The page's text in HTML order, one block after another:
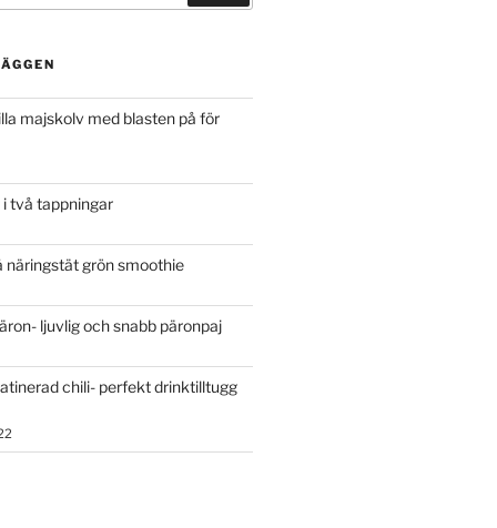
majskolv med blasten på för
två tappningar
näringstät grön smoothie
ljuvlig och snabb päronpaj
chili- perfekt drinktilltugg